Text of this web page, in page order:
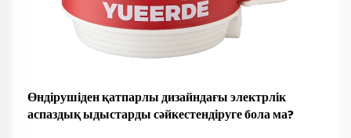
Өндірушіден қатпарлы дизайндағы электрлік
аспаздық ыдыстарды сәйкестендіруге бола ма?